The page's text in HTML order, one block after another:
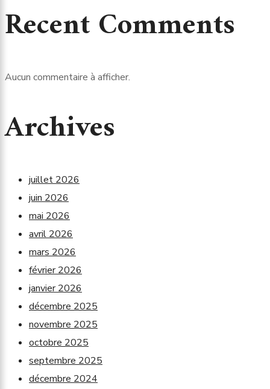
Recent Comments
Aucun commentaire à afficher.
Archives
juillet 2026
juin 2026
mai 2026
avril 2026
mars 2026
février 2026
janvier 2026
décembre 2025
novembre 2025
octobre 2025
septembre 2025
décembre 2024